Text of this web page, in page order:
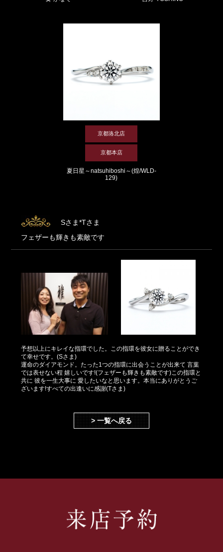
京都洛北店
京都本店
夏日星～natsuhiboshi～(煌/WLD-
129)
Sさま*Tさま
フェザーも輝きも素敵です
予想以上にキレイな指環でした。この指環を彼女に贈ることができ
て幸せです。(Sさま)
運命のダイアモンド。たった1つの指環に出会うことが出来て 言葉
では表せない程 嬉しいです!(フェザーも輝きも素敵です)この指環と
共に 彼を一生大事に 愛したいなと思います。本当にありがとうご
ざいます!すべての出逢いに感謝(Tさま)
> 一覧へ戻る